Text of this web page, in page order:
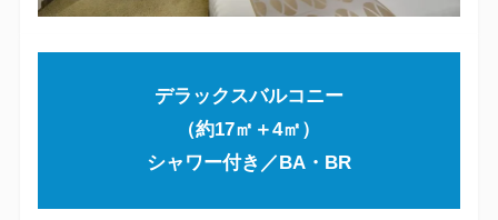
デラックスバルコニー
（約17㎡＋4㎡）
シャワー付き／BA・BR